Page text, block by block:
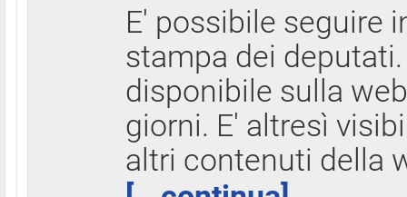
E' possibile seguire
stampa dei
disponibile sulla
giorni. E' altresì
altri contenuti della